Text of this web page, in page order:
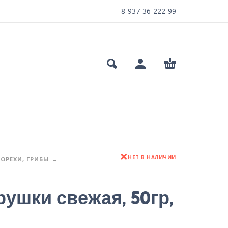
8-937-36-222-99
ГРИБЫ
НЕТ В НАЛИЧИИ
свежая, 50гр,